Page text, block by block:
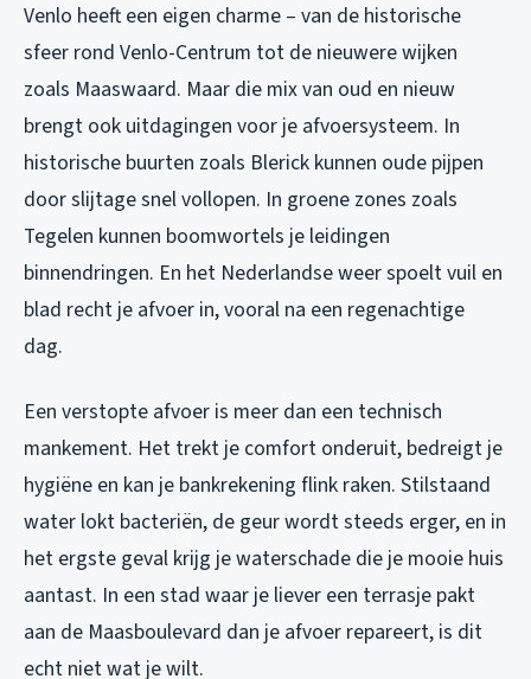
Venlo heeft een eigen charme – van de historische
sfeer rond Venlo-Centrum tot de nieuwere wijken
zoals Maaswaard. Maar die mix van oud en nieuw
brengt ook uitdagingen voor je afvoersysteem. In
historische buurten zoals Blerick kunnen oude pijpen
door slijtage snel vollopen. In groene zones zoals
Tegelen kunnen boomwortels je leidingen
binnendringen. En het Nederlandse weer spoelt vuil en
blad recht je afvoer in, vooral na een regenachtige
dag.
Een verstopte afvoer is meer dan een technisch
mankement. Het trekt je comfort onderuit, bedreigt je
hygiëne en kan je bankrekening flink raken. Stilstaand
water lokt bacteriën, de geur wordt steeds erger, en in
het ergste geval krijg je waterschade die je mooie huis
aantast. In een stad waar je liever een terrasje pakt
aan de Maasboulevard dan je afvoer repareert, is dit
echt niet wat je wilt.